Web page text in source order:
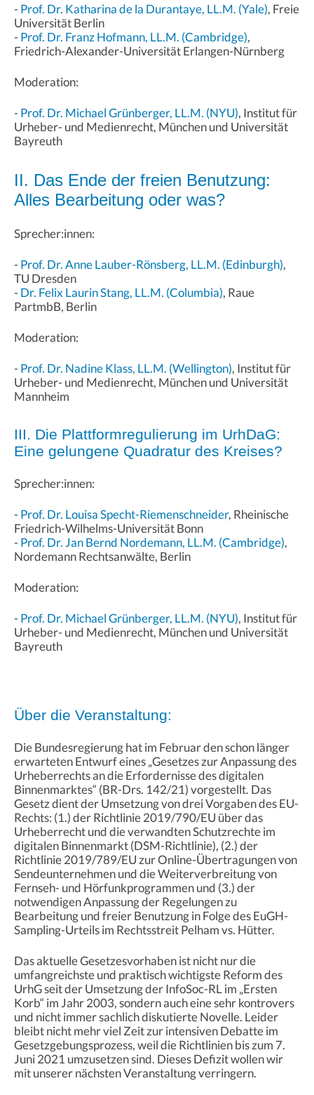
- Prof. Dr. Katharina de la Durantaye, LL.M. (Yale), Freie
Universität Berlin
- Prof. Dr. Franz Hofmann, LL.M. (Cambridge),
Friedrich-Alexander-Universität Erlangen-Nürnberg
Moderation:
- Prof. Dr. Michael Grünberger, LL.M. (NYU), Institut für
Urheber- und Medienrecht, München und Universität
Bayreuth
II. Das Ende der freien Benutzung:
Alles Bearbeitung oder was?
Sprecher:innen:
- Prof. Dr. Anne Lauber-Rönsberg, LL.M. (Edinburgh),
TU Dresden
- Dr. Felix Laurin Stang, LL.M. (Columbia), Raue
PartmbB, Berlin
Moderation:
- Prof. Dr. Nadine Klass, LL.M. (Wellington), Institut für
Urheber- und Medienrecht, München und Universität
Mannheim
III. Die Plattformregulierung im UrhDaG:
Eine gelungene Quadratur des Kreises?
Sprecher:innen:
- Prof. Dr. Louisa Specht-Riemenschneider, Rheinische
Friedrich-Wilhelms-Universität Bonn
- Prof. Dr. Jan Bernd Nordemann, LL.M. (Cambridge),
Nordemann Rechtsanwälte, Berlin
Moderation:
- Prof. Dr. Michael Grünberger, LL.M. (NYU), Institut für
Urheber- und Medienrecht, München und Universität
Bayreuth
Über die Veranstaltung:
Die Bundesregierung hat im Februar den schon länger
erwarteten Entwurf eines „Gesetzes zur Anpassung des
Urheberrechts an die Erfordernisse des digitalen
Binnenmarktes“ (BR-Drs. 142/21) vorgestellt. Das
Gesetz dient der Umsetzung von drei Vorgaben des EU-
Rechts: (1.) der Richtlinie 2019/790/EU über das
Urheberrecht und die verwandten Schutzrechte im
digitalen Binnenmarkt (DSM-Richtlinie), (2.) der
Richtlinie 2019/789/EU zur Online-Übertragungen von
Sendeunternehmen und die Weiterverbreitung von
Fernseh- und Hörfunkprogrammen und (3.) der
notwendigen Anpassung der Regelungen zu
Bearbeitung und freier Benutzung in Folge des EuGH-
Sampling-Urteils im Rechtsstreit Pelham vs. Hütter.
Das aktuelle Gesetzesvorhaben ist nicht nur die
umfangreichste und praktisch wichtigste Reform des
UrhG seit der Umsetzung der InfoSoc-RL im „Ersten
Korb“ im Jahr 2003, sondern auch eine sehr kontrovers
und nicht immer sachlich diskutierte Novelle. Leider
bleibt nicht mehr viel Zeit zur intensiven Debatte im
Gesetzgebungsprozess, weil die Richtlinien bis zum 7.
Juni 2021 umzusetzen sind. Dieses Defizit wollen wir
mit unserer nächsten Veranstaltung verringern.